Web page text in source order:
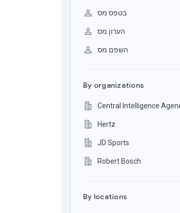
 בטפס מס
 הערון מס
 השפם מס
By organizations
Central Intelligence
Hertz
JD Sports
Robert Bosch
By locations